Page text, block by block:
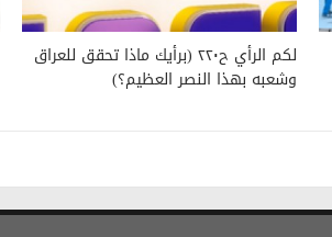
لكم الرأي ح٢٢٠ (برأيك ماذا تحقق للعراق
وشعبه بهذا النصر العظيم؟)